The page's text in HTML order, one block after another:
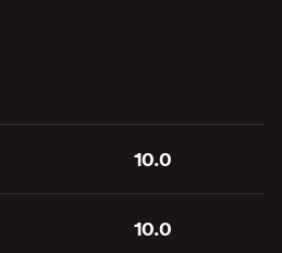
10.0
10.0